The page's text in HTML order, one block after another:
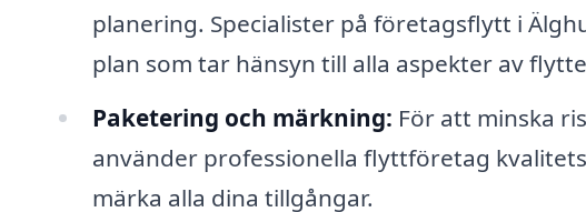
planering. Specialister på företagsflytt i
plan som tar hänsyn till alla aspekter av
Paketering och märkning: För att minska
använder professionella flyttföretag
märka alla dina tillgångar.